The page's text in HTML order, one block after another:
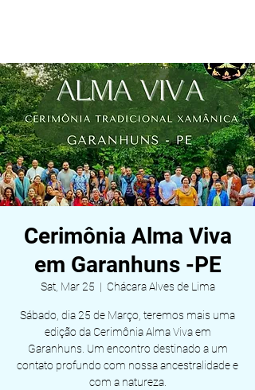
Cerimônia Alma Viva
em Garanhuns -PE
Sat, Mar 25
  |
Chácara Alves de Lima
Sábado, dia 25 de Março, teremos mais uma
edição da Cerimônia Alma Viva em
Garanhuns. Um encontro destinado a um
contato profundo com nossa ancestralidade e
com a natureza.